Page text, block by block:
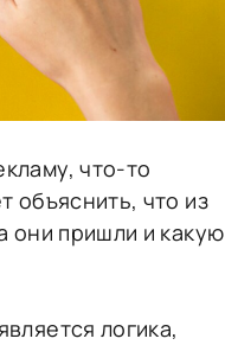
что-то
объяснить, что из
они пришли и какую
логика,